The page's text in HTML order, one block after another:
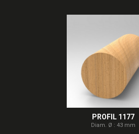
PROFIL 1177
Diam. Ø : 43 mm